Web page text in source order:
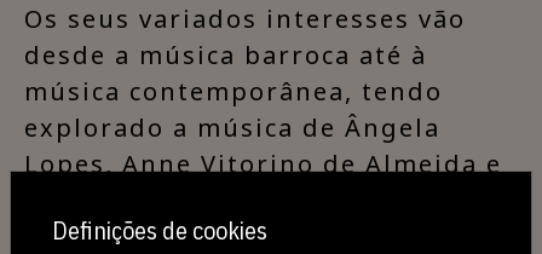
Os seus variados interesses vão
desde a música barroca até à
música contemporânea, tendo
explorado a música de Ângela
Lopes, Anne Vitorino de Almeida e
Galeria d’Arte Evelina Coelho |
Definições de cookies